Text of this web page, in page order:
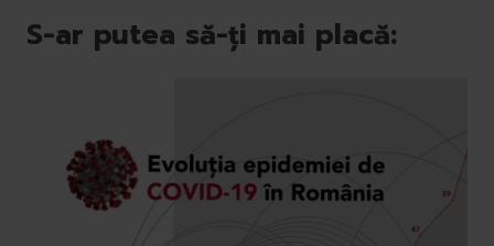
S-ar putea să-ți mai placă: